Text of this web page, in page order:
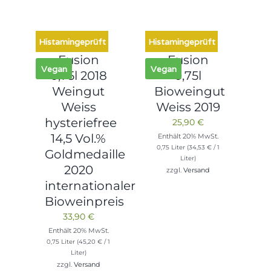
Histamingeprüft
Vegan
Fusion
0,75l 2018
Weingut
Weiss
hysteriefree
14,5 Vol.%
Goldmedaille
2020
internationaler
Bioweinpreis
33,90 €
Enthält 20% MwSt.
0,75 Liter (45,20€ / 1
Liter)
zzgl.Versand
Histamingeprüft
Vegan
Fusion
0,75l
Bioweingut
Weiss 2019
25,90 €
Enthält 20% MwSt.
0,75 Liter (34,53 €/ 1
Liter)
zzgl.Versand